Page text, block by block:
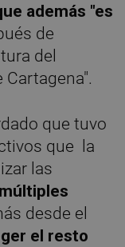
además "es
de
del
que tuvo
que la
las
múltiples
desde el
el resto